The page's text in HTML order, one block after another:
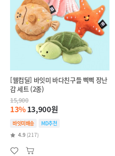
[웰컴딜] 바잇미 바다친구들 삑삑 장난
감 세트 (2종)
15,900
13%13,900원
바잇미배송
MD추천
4.9 (217)